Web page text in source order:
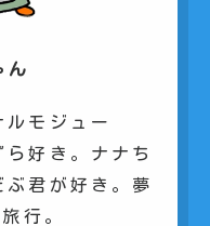
ん
モジュー
好き。ナナち
ぶ君が好き。夢
行。